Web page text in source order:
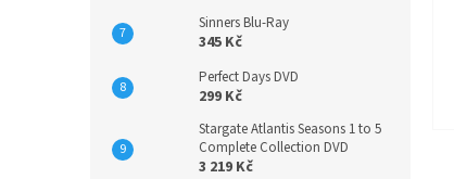
Sinners Blu-Ray
345 Kč
Perfect Days DVD
299 Kč
Stargate Atlantis Seasons 1 to 5
Complete Collection DVD
3 219 Kč